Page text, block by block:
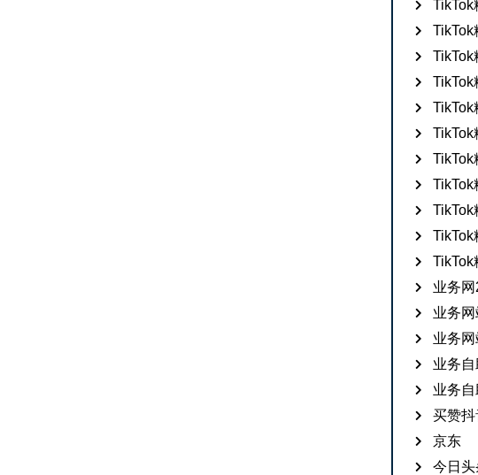
TikTok
TikTok
TikTok
TikTok
TikTok
TikTok
TikTok
TikTok
TikTok
TikTok
业务
业务
业务
业务
业务
买赞抖
京东
今日头